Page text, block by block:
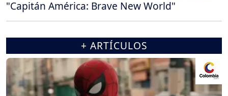
"Capitán América: Brave New World"
+ ARTÍCULOS